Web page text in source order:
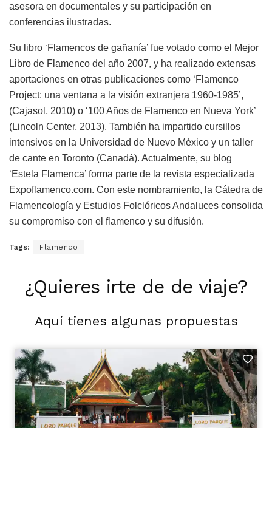
asesora en documentales y su participación en
conferencias ilustradas.
Su libro ‘Flamencos de gañanía’ fue votado como el Mejor
Libro de Flamenco del año 2007, y ha realizado extensas
aportaciones en otras publicaciones como ‘Flamenco
Project: una ventana a la visión extranjera 1960-1985’,
(Cajasol, 2010) o ‘100 Años de Flamenco en Nueva York’
(Lincoln Center, 2013). También ha impartido cursillos
intensivos en la Universidad de Nuevo México y un taller
de cante en Toronto (Canadá). Actualmente, su blog
‘Estela Flamenca’ forma parte de la revista especializada
Expoflamenco.com. Con este nombramiento, la Cátedra de
Flamencología y Estudios Folclóricos Andaluces consolida
su compromiso con el flamenco y su difusión.
Tags: Flamenco
¿Quieres irte de de viaje?
Aquí tienes algunas propuestas